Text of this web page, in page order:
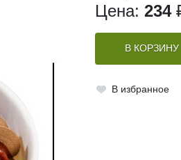
Цена: 234
В КОРЗИНУ
В избранное